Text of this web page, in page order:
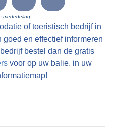
Vrugtdoende
en LANDEN met
cum annexis,
den Dorpe Folsgara
69 Pondematen
belast met 17 1/2
by Yme Keimpes
mededeling
of toeristisch bedrijf in
en effectief informeren
bestel dan de gratis
voor op uw balie, in uw